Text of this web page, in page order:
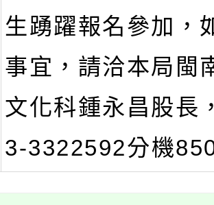
生踴躍報名參加，
事宜，請洽本局閩
文化科鍾永昌股長
3-3322592分機